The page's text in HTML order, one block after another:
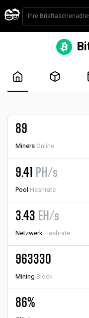
89
Miners Online
9.41 PH/s
Pool Hashrate
3.43 EH/s
Netzwerk Hashrate
963330
Mining Block
86%